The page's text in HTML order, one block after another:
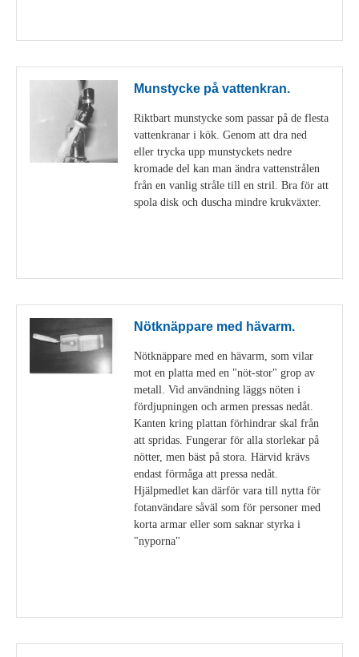
Munstycke på vattenkran.
Riktbart munstycke som passar på de flesta
vattenkranar i kök. Genom att dra ned
eller trycka upp munstyckets nedre
kromade del kan man ändra vattenstrålen
från en vanlig stråle till en stril. Bra för att
spola disk och duscha mindre krukväxter.
Nötknäppare med hävarm.
Nötknäppare med en hävarm, som vilar
mot en platta med en "nöt-stor" grop av
metall. Vid användning läggs nöten i
fördjupningen och armen pressas nedåt.
Kanten kring plattan förhindrar skal från
att spridas. Fungerar för alla storlekar på
nötter, men bäst på stora. Härvid krävs
endast förmåga att pressa nedåt.
Hjälpmedlet kan därför vara till nytta för
fotanvändare såväl som för personer med
korta armar eller som saknar styrka i
"nyporna"